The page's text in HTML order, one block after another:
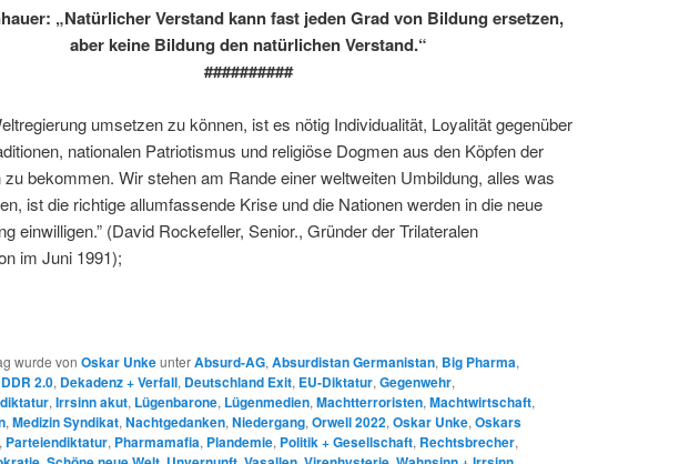
„Natürlicher Verstand kann fast jeden Grad von Bildung ersetzen,
aber keine Bildung den natürlichen Verstand.“
##########
umsetzen zu können, ist es nötig Individualität, Loyalität gegenüber
nationalen Patriotismus und religiöse Dogmen aus den Köpfen der
bekommen. Wir stehen am Rande einer weltweiten Umbildung, alles was
ist die richtige allumfassende Krise und die Nationen werden in die neue
einwilligen.” (David Rockefeller, Senior., Gründer der Trilateralen
im Juni 1991);
wurde von Oskar UnkeunterAbsurd-AG, Absurdistan Germanistan, Big Pharma,
DDR 2.0, Dekadenz + Verfall, Deutschland Exit, EU-Diktatur, Gegenwehr,
, Irrsinn akut, Lügenbarone, Lügenmedien, Machtterroristen, Machtwirtschaft,
, Medizin Syndikat, Nachtgedanken, Niedergang, Orwell 2022, Oskar Unke, Oskars
Parteiendiktatur, Pharmamafia, Plandemie, Politik + Gesellschaft, Rechtsbrecher,